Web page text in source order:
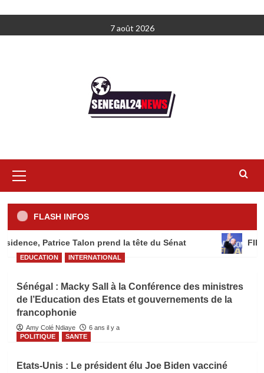
au
7 août 2026
principal
FLASH INFOS
Patrice Talon prend la tête du Sénat FIFA :
EDUCATION INTERNATIONAL
Sénégal : Macky Sall à la Conférence des ministres
de l’Education des Etats et gouvernements de la
francophonie
Amy Colé Ndiaye
6 ans il y a
POLITIQUE
SANTE
Etats-Unis : Le président élu Joe Biden vacciné